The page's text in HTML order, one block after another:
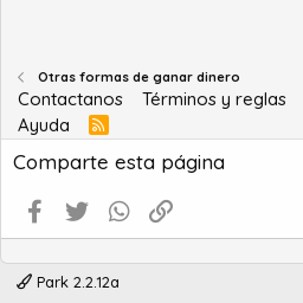
Otras formas de ganar dinero
Contactanos Términos y reglas
Ayuda
R
S
S
Comparte esta página
Facebook
Twitter WhatsApp
Park 2.2.12a